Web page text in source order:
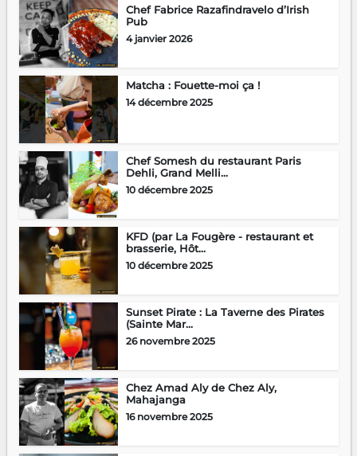
Chef Fabrice Razafindravelo d’Irish
Pub
4 janvier 2026
Matcha : Fouette-moi ça !
14 décembre 2025
Chef Somesh du restaurant Paris
Dehli, Grand Melli...
10 décembre 2025
KFD (par La Fougère - restaurant et
brasserie, Hôt...
10 décembre 2025
Sunset Pirate : La Taverne des Pirates
(Sainte Mar...
26 novembre 2025
Chez Amad Aly de Chez Aly,
Mahajanga
16 novembre 2025